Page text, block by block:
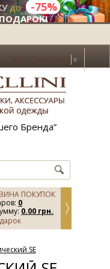
до -75% +
ПОДАРОК!
SELECT LANGUAGE ▼
Бренда”
ПОКУПОК
0
0.00 грн.
SE